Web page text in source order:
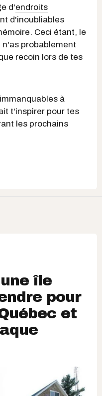
d'endroits
d'inoubliables
Ceci étant, le
probablement
recoin lors de tes
à
t'inspirer pour tes
les prochains
île
pour
et